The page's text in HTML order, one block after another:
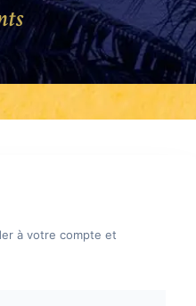
à votre compte et